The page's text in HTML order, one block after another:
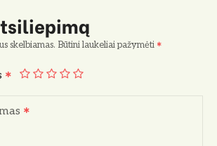
skelbiamas. Būtini laukeliai pažymėti